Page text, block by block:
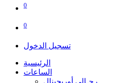
0
0
تسجيل الدخول
الرئيسية
الساعات
رجـالي أوريجينال